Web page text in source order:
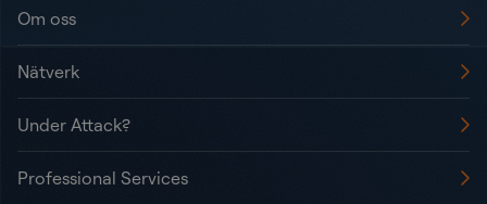
Om oss
Nätverk
Under Attack?
Professional Services